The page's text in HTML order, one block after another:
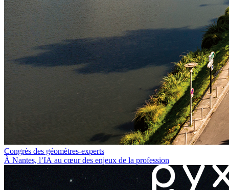
Congrès des géomètres-experts
À Nantes, l’IA au cœur des enjeux de la profession